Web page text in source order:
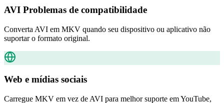
AVI Problemas de compatibilidade
Converta AVI em MKV quando seu dispositivo ou aplicativo não
suportar o formato original.
Web e mídias sociais
Carregue MKV em vez de AVI para melhor suporte em YouTube,